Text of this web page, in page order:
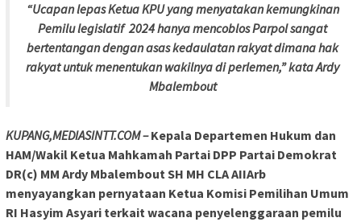
“Ucapan lepas Ketua KPU yang menyatakan kemungkinan
Pemilu legislatif 2024 hanya mencoblos Parpol sangat
bertentangan dengan asas kedaulatan rakyat dimana hak
rakyat untuk menentukan wakilnya diperlemen,” kataArdy
Mbalembout
KUPANG,MEDIASINTT.COM–Kepala Departemen Hukum dan
HAM/Wakil Ketua Mahkamah Partai DPP Partai Demokrat
DR(c) MM Ardy MbalemboutSH MH CLAAIIArb
menyayangkan pernyataan Ketua Komisi Pemilihan Umum
RI Hasyim Asyari terkait wacana penyelenggaraan pemilu